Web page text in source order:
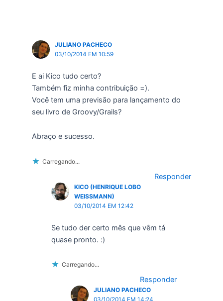
JULIANO PACHECO
03/10/2014 EM 10:59
E ai Kico tudo certo?
Também fiz minha contribuição =).
Você tem uma previsão para lançamento do
seu livro de Groovy/Grails?
Abraço e sucesso.
Carregando...
Responder
KICO (HENRIQUE LOBO
WEISSMANN)
03/10/2014 EM 12:42
Se tudo der certo mês que vêm tá
quase pronto. :)
Carregando...
Responder
JULIANO PACHECO
03/10/2014 EM 14:24